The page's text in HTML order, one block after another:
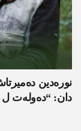
نورەدین
دان: “دەولەت ل